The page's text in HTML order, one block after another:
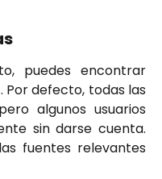
puedes encontrar
Por defecto, todas las
algunos usuarios
sin darse cuenta.
fuentes relevantes